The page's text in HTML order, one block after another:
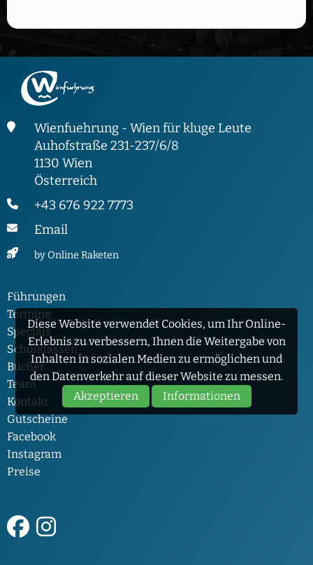
Diese Website verwendet Cookies, um Ihr Online-
Erlebnis zu verbessern, Ihnen die Weitergabe von
Inhalten in sozialen Medien zu ermöglichen und
den Datenverkehr auf dieser Website zu messen.
Akzeptieren
Informationen
Wienfuehrung - Wien für kluge Leute
Auhofstraße 231-237/6/8
1130 Wien
Österreich
+43 676 922 7773
Email
by Online Raketen
Führungen
Termine
Specials
Schulklassen
Bücher
Team
Kontakt
Gutscheine
Facebook
Instagram
Preise